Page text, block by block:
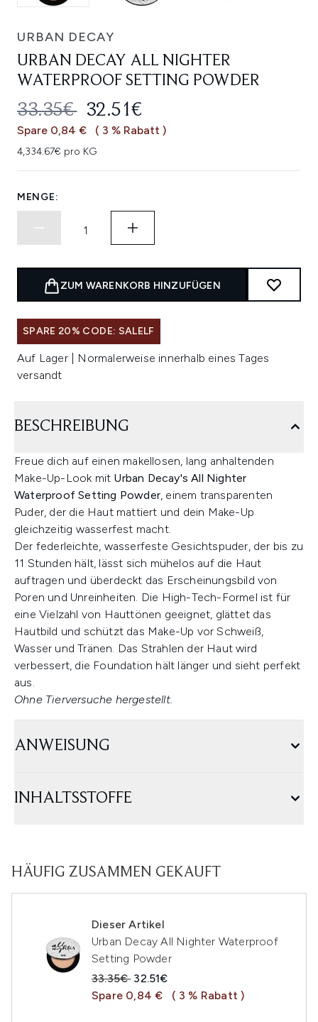
URBAN DECAY
URBAN DECAY ALL NIGHTER
WATERPROOF SETTING POWDER
UNVERBINDLICHE
33.35€ AKTUELLER PREIS:
32.51€
Spare 0,84 € ( 3 % Rabatt )
4,334.67€ pro KG
MENGE:
ZUM WARENKORB HINZUFÜGEN
SPARE 20% CODE: SALELF
Auf Lager | Normalerweise innerhalb eines Tages
versandt
BESCHREIBUNG
Freue dich auf einen makellosen, lang anhaltenden
Make-Up-Look mit Urban Decay's All Nighter
Waterproof Setting Powder, einem transparenten
Puder, der die Haut mattiert und dein Make-Up
gleichzeitig wasserfest macht.
Der federleichte, wasserfeste Gesichtspuder, der bis zu
11 Stunden hält, lässt sich mühelos auf die Haut
auftragen und überdeckt das Erscheinungsbild von
Poren und Unreinheiten. Die High-Tech-Formel ist für
eine Vielzahl von Hauttönen geeignet, glättet das
Hautbild und schützt das Make-Up vor Schweiß,
Wasser und Tränen. Das Strahlen der Haut wird
verbessert, die Foundation hält länger und sieht perfekt
aus.
Ohne Tierversuche hergestellt.
ANWEISUNG
INHALTSSTOFFE
HÄUFIG ZUSAMMEN GEKAUFT
Dieser Artikel
Urban Decay All Nighter Waterproof
Setting Powder
Unverbindliche Preisempfehlung:
33.35€ Aktueller Preis:
32.51€
Spare 0,84 €
( 3 % Rabatt )